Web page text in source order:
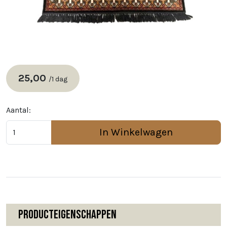
25,00 /1 dag
Aantal:
In Winkelwagen
Producteigenschappen